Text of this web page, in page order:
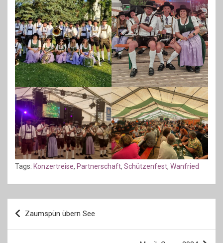
Tags: Konzertreise, Partnerschaft, Schützenfest, Wanfried
Beitragsnavigation
Zaumspün übern See